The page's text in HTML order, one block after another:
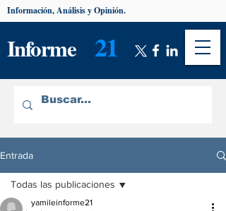
Informe 21
Información, Análisis y Opinión.
Entrada
Todas las publicaciones
yamileinforme21